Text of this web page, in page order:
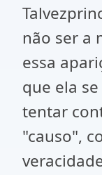
não ser a
essa
que ela
tentar
"causo",